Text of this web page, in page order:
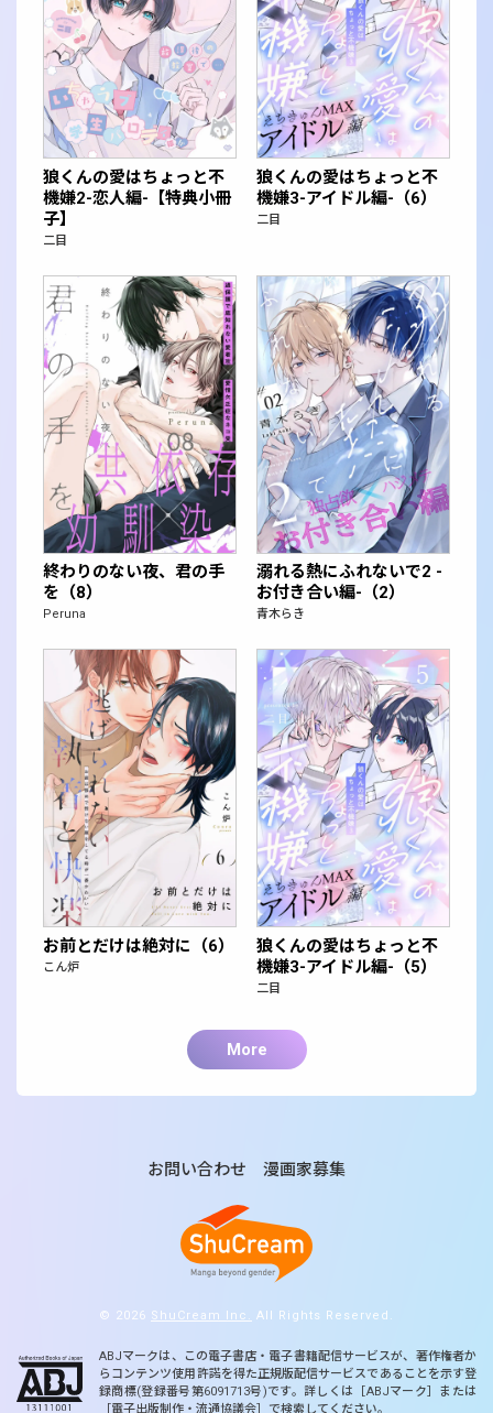
狼くんの愛はちょっと不
機嫌2-恋人編-【特典小冊
子】
二目
狼くんの愛はちょっと不
機嫌3-アイドル編-（6）
二目
終わりのない夜、君の手
を（8）
Peruna
溺れる熱にふれないで2 -
お付き合い編-（2）
青木らき
お前とだけは絶対に（6）
こん炉
狼くんの愛はちょっと不
機嫌3-アイドル編-（5）
二目
More
お問い合わせ 漫画家募集
© 2026 ShuCream Inc. All Rights Reserved.
ABJマークは、この電子書店・電子書籍配信サービスが、著作権者か
らコンテンツ使用許諾を得た正規版配信サービスであることを示す登
録商標(登録番号第6091713号)です。詳しくは［ABJマーク］または
［電子出版制作・流通協議会］で検索してください。